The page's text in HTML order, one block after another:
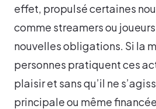
effet, propulsé certaines
comme streamers ou
nouvelles obligations. Si la
personnes pratiquent ces
plaisir et sans qu’il ne
principale ou même